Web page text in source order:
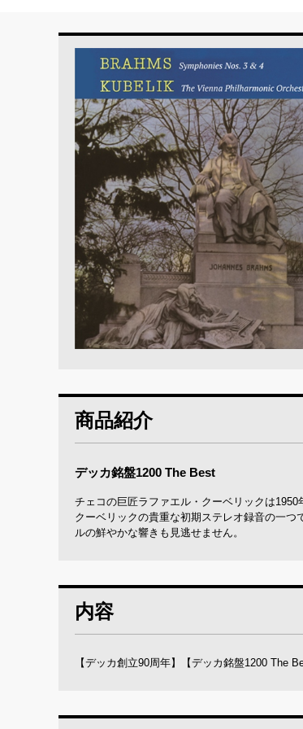
商品紹介
デッカ銘盤1200 The Best
チェコの巨匠ラファエル・クーベリックは
クーベリックの貴重な初期ステレオ録音の一
ルの鮮やかな響きも見逃せません。
内容
【デッカ創立90周年】【デッカ銘盤1200 The